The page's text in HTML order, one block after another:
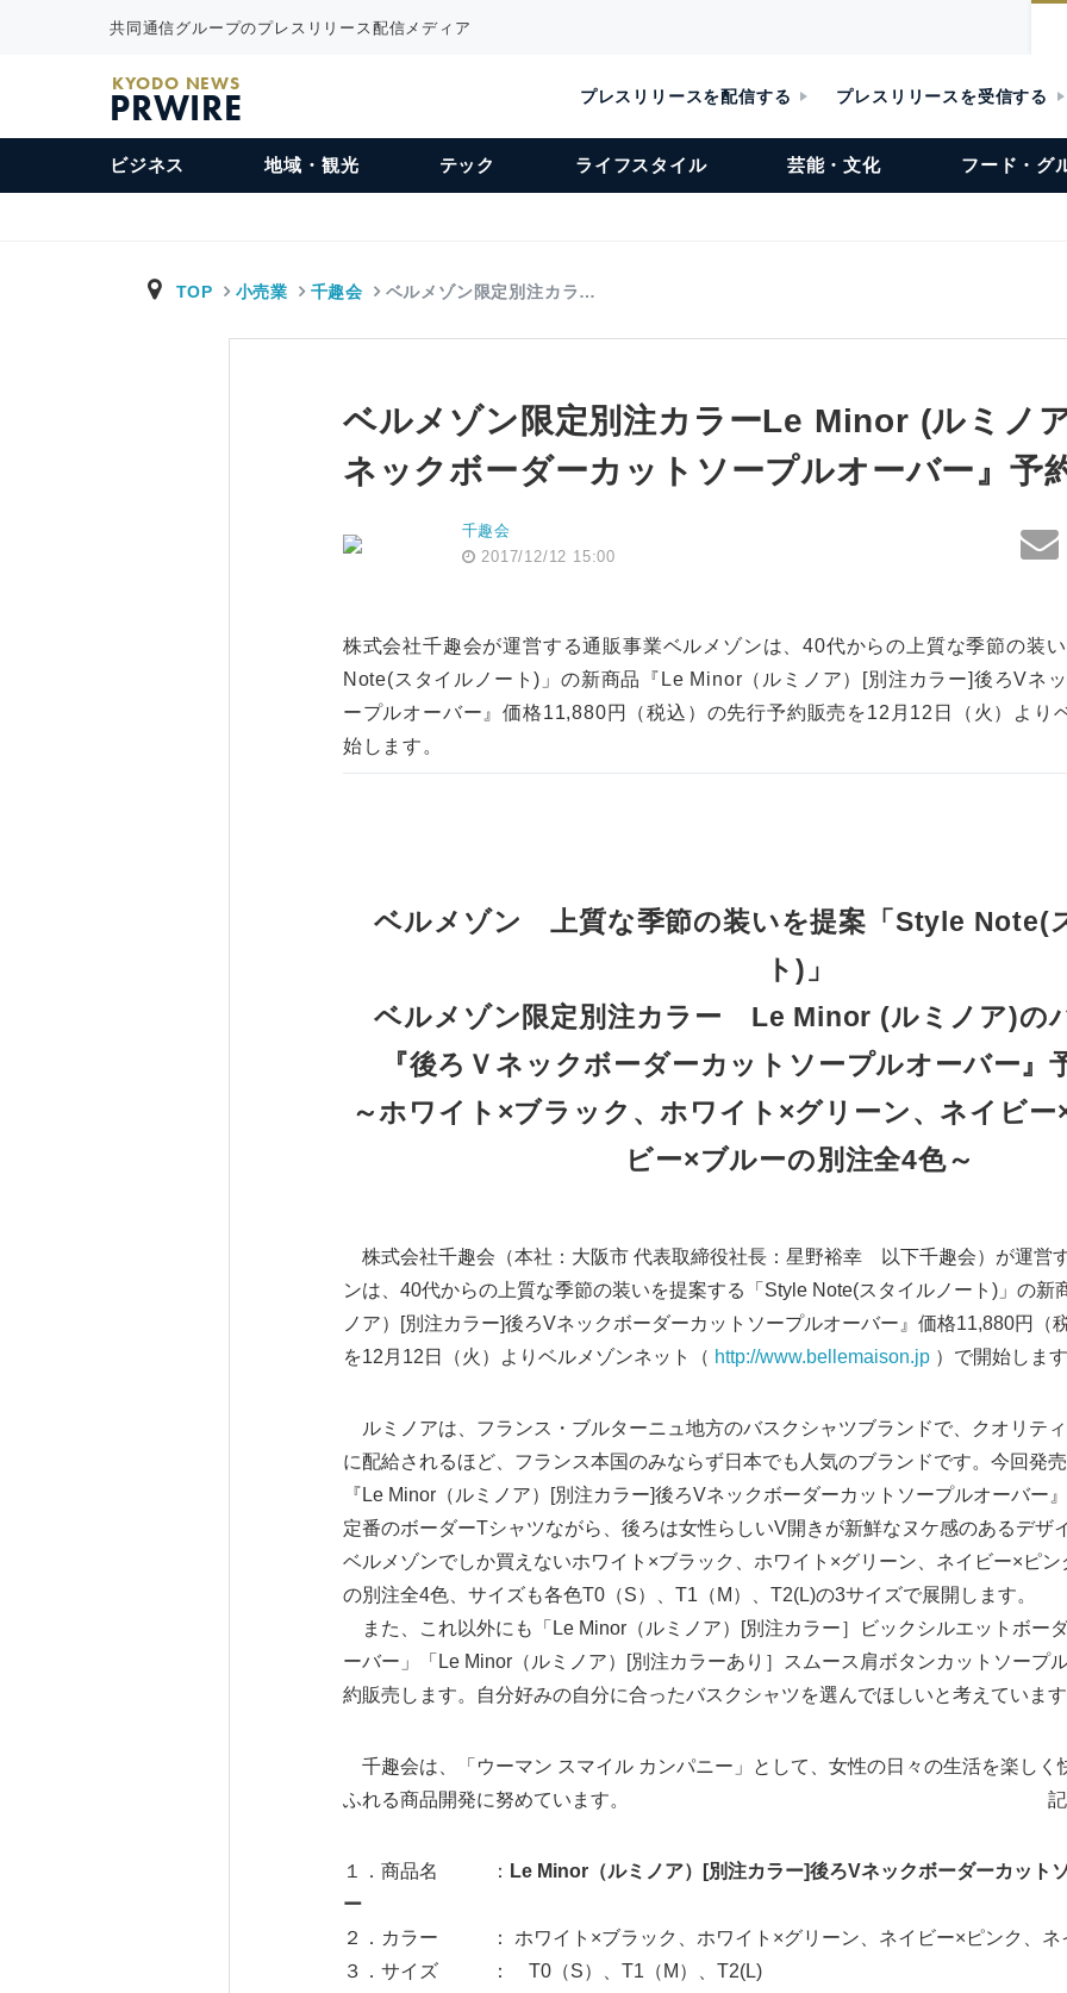
共同通信グループのプレスリリース配信メディア
KYODO NEWS
PRWIRE プレスリリースを配信する プレスリリースを受信する
ビジネス 地域・観光 テック ライフスタイル 芸能・文化 フード・グ
TOP 小売業 千趣会 ベルメゾン限定別注カラ…
ベルメゾン限定別注カラーLe Minor (ルミノ
ネックボーダーカットソープルオーバー』予
千趣会
2017/12/12 15:00
株式会社千趣会が運営する通販事業ベルメゾンは、40代からの上質な季節の装
Note(スタイルノート)」の新商品『Le Minor（ルミノア）[別注カラー]後ろVネ
ープルオーバー』価格11,880円（税込）の先行予約販売を12月12日（火）より
始します。
ベルメゾン 上質な季節の装いを提案「Style Note(
ト)」
ベルメゾン限定別注カラー Le Minor (ルミノア)の
『後ろＶネックボーダーカットソープルオーバー』
～ホワイト×ブラック、ホワイト×グリーン、ネイビ
ビー×ブルーの別注全4色～
株式会社千趣会（本社：大阪市 代表取締役社長：星野裕幸 以下千趣会）が運営
ンは、40代からの上質な季節の装いを提案する「Style Note(スタイルノート)」の新
ノア）[別注カラー]後ろVネックボーダーカットソープルオーバー』価格11,880円（
を12月12日（火）よりベルメゾンネット（ http://www.bellemaison.jp）で開始しま
ルミノアは、フランス・ブルターニュ地方のバスクシャツブランドで、クオリテ
に配給されるほど、フランス本国のみならず日本でも人気のブランドです。今回発
『Le Minor（ルミノア）[別注カラー]後ろVネックボーダーカットソープルオーバー
定番のボーダーTシャツながら、後ろは女性らしいV開きが新鮮なヌケ感のあるデザ
ベルメゾンでしか買えないホワイト×ブラック、ホワイト×グリーン、ネイビー×ピ
の別注全4色、サイズも各色T0（S）、T1（M）、T2(L)の3サイズで展開します。
また、これ以外にも「Le Minor（ルミノア）[別注カラー］ビックシルエットボー
ーバー」「Le Minor（ルミノア）[別注カラーあり］スムース肩ボタンカットソープ
約販売します。自分好みの自分に合ったバスクシャツを選んでほしいと考えていま
千趣会は、「ウーマン スマイル カンパニー」として、女性の日々の生活を楽しく
ふれる商品開発に努めています。 記
１．商品名 ： Le Minor（ルミノア）[別注カラー]後ろVネックボーダーカット
ー
２．カラー ： ホワイト×ブラック、ホワイト×グリーン、ネイビー×ピンク、ネ
３．サイズ ： T0（S）、T1（M）、T2(L)